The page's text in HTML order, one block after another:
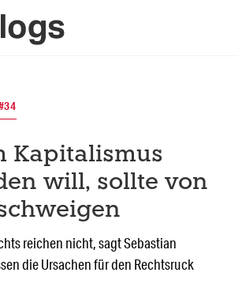
Kapitalismus
will, sollte von
reichen nicht, sagt Sebastian
die Ursachen für den Rechtsruck